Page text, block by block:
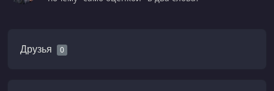
Друзья 0